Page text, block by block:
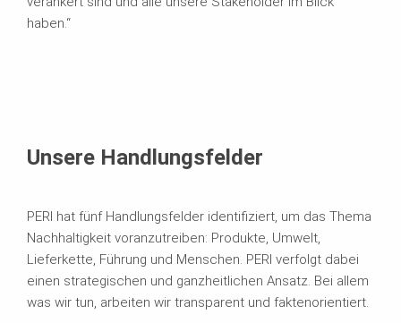
haben.“
Unsere Handlungsfelder
PERI hat fünf Handlungsfelder identifiziert, um das Thema
Nachhaltigkeit voranzutreiben: Produkte, Umwelt,
Lieferkette, Führung und Menschen. PERI verfolgt dabei
einen strategischen und ganzheitlichen Ansatz. Bei allem
was wir tun, arbeiten wir transparent und faktenorientiert.